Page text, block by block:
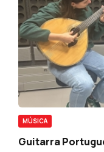
MÚSICA
Guitarra